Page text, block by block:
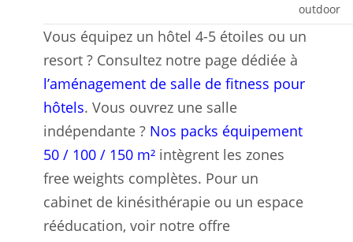
outdoor
Vous équipez un hôtel 4-5 étoiles ou un
resort ? Consultez notre page dédiée à
l’aménagement de salle de fitness pour
hôtels. Vous ouvrez une salle
indépendante ? Nos packs équipement
50 / 100 / 150 m² intègrent les zones
free weights complètes. Pour un
cabinet de kinésithérapie ou un espace
rééducation, voir notre offre